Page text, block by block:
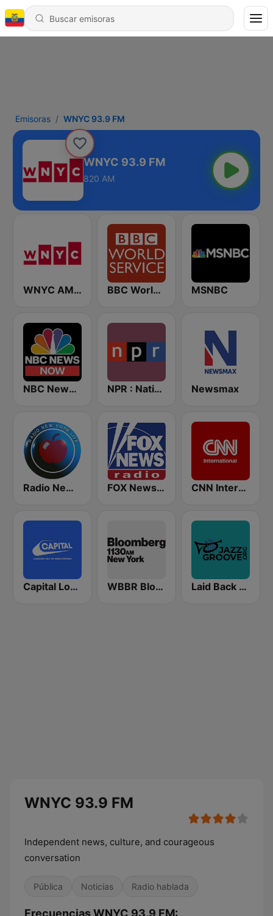
Emisoras WNYC 93.9 FM
WNYC 93.9 FM
820 AM
WNYC AM 820 BBC World Service MSNBC
NBC News Now NPR : National Public Radio Newsmax
Radio New York Live FOX News Radio CNN International
Capital London WBBR Bloomberg 1130 Laid Back Jazz
WNYC 93.9 FM
Independent news, culture, and courageous
conversation
Pública Noticias Radio hablada
Frecuencias WNYC 93.9 FM: